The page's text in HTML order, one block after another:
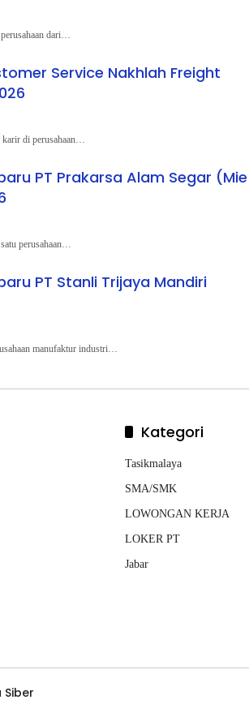
dari…
Service Nakhlah Freight
karir di perusahaan…
PT Prakarsa Alam Segar (Mie
perusahaan…
PT Stanli Trijaya Mandiri
manufaktur industri…
Kategori
Tasikmalaya
SMA/SMK
LOWONGAN KERJA
LOKER PT
Jabar
Siber